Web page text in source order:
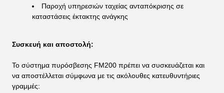
Παροχή υπηρεσιών ταχείας ανταπόκρισης σε
καταστάσεις έκτακτης ανάγκης
Συσκευή και αποστολή:
Το σύστημα πυρόσβεσης FM200 πρέπει να συσκευάζεται και
να αποστέλλεται σύμφωνα με τις ακόλουθες κατευθυντήριες
γραμμές: